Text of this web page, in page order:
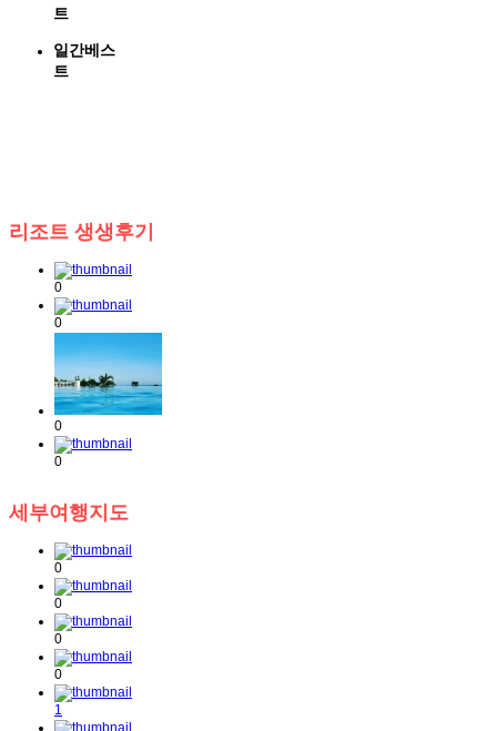
- 막탄뉴타운에서는 SMART가 ...
- 안녕하세요 반갑습니다^^
- 안녕하세요 반갑습니다^^
- 오 멋지네여
트
일간베스
트
리조트 생생후기
0
0
0
0
세부여행지도
0
0
0
0
1